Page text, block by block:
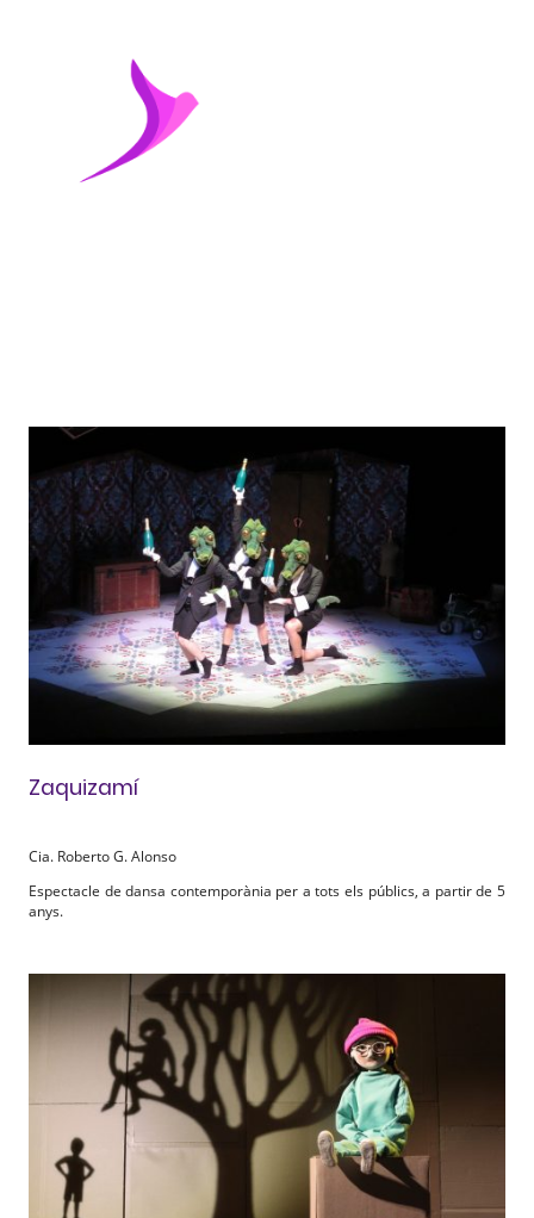
Zaquizamí
Cia. Roberto G. Alonso
Espectacle de dansa contemporània per a tots els públics, a partir de 5
anys.